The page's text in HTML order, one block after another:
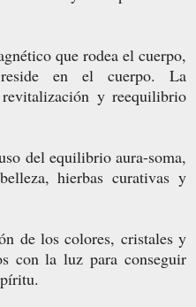
que rodea el cuerpo,
en el cuerpo. La
revitalización y reequilibrio
del equilibrio aura-soma,
hierbas curativas y
de los colores, cristales y
con la luz para conseguir